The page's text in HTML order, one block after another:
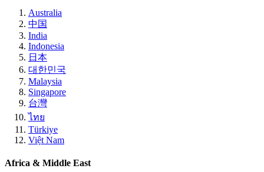
Australia
中国
India
Indonesia
日本
대한민국
Malaysia
Singapore
台灣
ไทย
Türkiye
Việt Nam
Africa & Middle East